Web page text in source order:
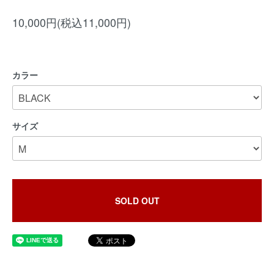
10,000円(税込11,000円)
カラー
サイズ
SOLD OUT